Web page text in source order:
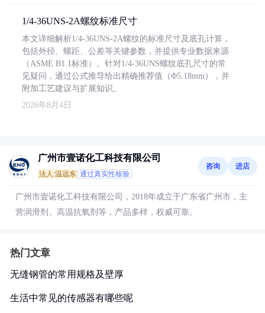
1/4-36UNS-2A螺纹标准尺寸
本文详细解析1/4-36UNS-2A螺纹的标准尺寸及底孔计算，
包括外径、螺距、公差等关键参数，并提供专业数据来源
（ASME B1.1标准）。针对1/4-36UNS螺纹底孔尺寸的常
见疑问，通过公式推导给出精确推荐值（Φ5.18mm），并
附加工艺建议与扩展知识。
2026年8月4日
广州市壹诺化工科技有限公司
法人:温远东 通过真实性核验
咨询 进店
广州市壹诺化工科技有限公司，2018年成立于广东省广州市，主
营润滑剂、高温抗氧剂等，产品多样，权威可靠。
热门文章
无缝钢管的常用规格及壁厚
生活中常见的传感器有哪些呢